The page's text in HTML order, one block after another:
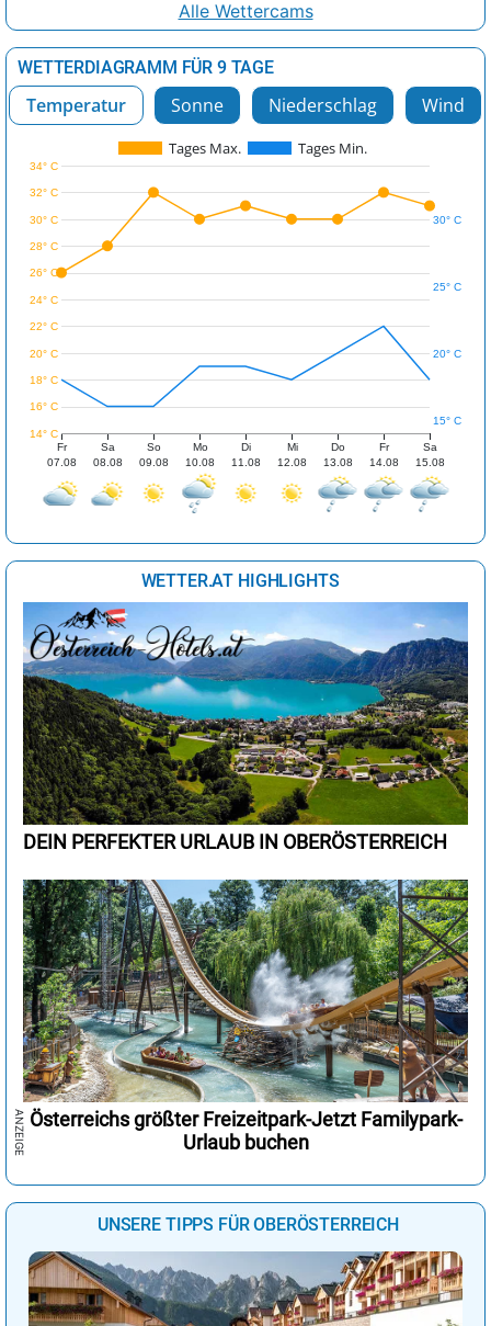
Alle Wettercams
WETTERDIAGRAMM FÜR 9 TAGE
Temperatur Sonne Niederschlag Wind
Tages Max. Tages Min.
Fr
07.08
Sa
08.08
So
09.08
Mo
10.08
Di
11.08
Mi
12.08
Do
13.08
Fr
14.08
Sa
15.08
14° C
16° C
18° C
20° C
22° C
24° C
26° C
28° C
30° C
32° C
34° C
15° C
20° C
25° C
30° C
WETTER.AT HIGHLIGHTS
DEIN PERFEKTER URLAUB IN OBERÖSTERREICH
Österreichs größter Freizeitpark-Jetzt Familypark-
Urlaub buchen
UNSERE TIPPS FÜR OBERÖSTERREICH